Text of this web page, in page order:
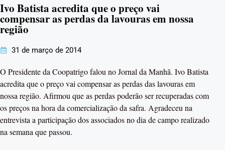
Ivo Batista acredita que o preço vai
compensar as perdas da lavouras em nossa
região
31 de março de 2014
O Presidente da Coopatrigo falou no Jornal da Manhã. Ivo Batista
acredita que o preço vai compensar as perdas das lavouras em
nossa região. Afirmou que as perdas poderão ser recuperadas com
os preços na hora da comercialização da safra. Agradeceu na
entrevista a participação dos associados no dia de campo realizado
na semana que passou.